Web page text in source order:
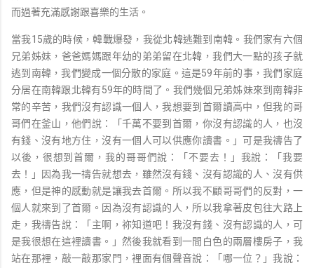
而過著充滿感謝跟喜樂的生活。
當我15歲的時候，韓戰爆發，我從北韓逃難到南韓。我們家有六個
兄弟姊妹，爸爸媽媽跟年幼的弟弟留在北韓，我們大一點的孩子就
逃到南韓，我們變成一個分散的家庭。這是59年前的事，我們家庭
分居在南韓跟北韓有59年的時間了。我們幾個兄弟姊妹來到南韓非
常的辛苦，我們沒有認識一個人，我想要到首爾讀高中，但我的哥
哥們在釜山，他們說：「千萬不要到首爾，你沒有認識的人，也沒
有錢、沒有地方住，沒有一個人可以供應你讀書。」可是我禱告了
以後，很想到首爾，我的哥哥們說：「不要去！」我說：「我要
去！」因為我一禱告就想去，雖然沒有錢、沒有認識的人、沒有供
應，但是神的感動就是讓我去首爾。所以我不顧哥哥們的反對，一
個人就來到了首爾。因為沒有認識的人，所以我拿著皮包往大路上
走，我禱告說：「主啊，祢知道吧！我沒有錢、沒有認識的人，可
是我很想在這裡讀書。」然後我就看到一間白色的兩層樓房子，我
站在那裡，敲一敲那家門，裡面有個聲音說：「哪一位？」我說：